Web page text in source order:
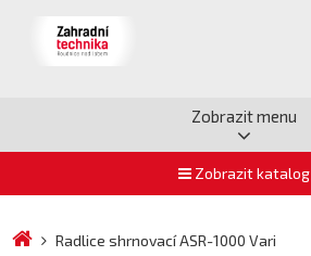
Zobrazit menu
Zobrazit katalog
Radlice shrnovací ASR-1000 Vari